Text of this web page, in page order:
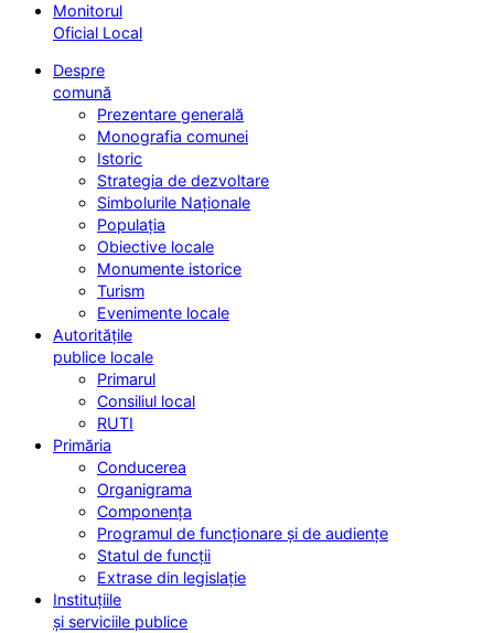
Monitorul
Oficial Local
Despre
comună
Prezentare generală
Monografia comunei
Istoric
Strategia de dezvoltare
Simbolurile Naționale
Populația
Obiective locale
Monumente istorice
Turism
Evenimente locale
Autoritățile
publice locale
Primarul
Consiliul local
RUTI
Primăria
Conducerea
Organigrama
Componența
Programul de funcționare și de audiențe
Statul de funcții
Extrase din legislație
Instituțiile
și serviciile publice